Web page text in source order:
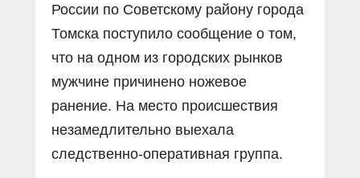
России по Советскому району города
Томска поступило сообщение о том,
что на одном из городских рынков
мужчине причинено ножевое
ранение. На место происшествия
незамедлительно выехала
следственно-оперативная группа.